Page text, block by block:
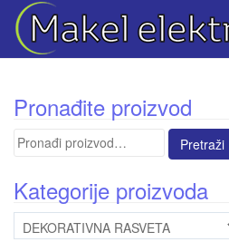
Pronađite proizvod
Pretraga
Kategorije proizvoda